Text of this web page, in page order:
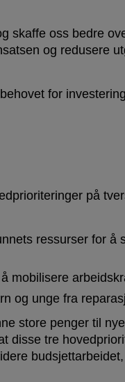
skaffe oss bedre
og redusere
for
på
ressurser for å
mobilisere
og unge fra
store penger til
disse tre